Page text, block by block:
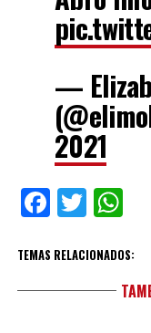
—
2021
TEMAS RELACIONADOS: